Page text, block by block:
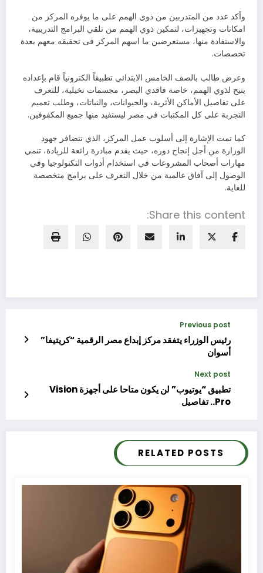
وأكد عدد من المتدربين من ذوي الهمم على ما يوفره المركز من
امكانات وتجهيزات، لتمكين ذوي الهمم من تلقي البرامج التدريبية،
والاستفادة منها، مستعرضين ما اسهم المركز فى تحقيقه معهم بعدة
تخصصات.
وعرض طالب بالصف الخامس الابتدائي تطبيقاً الكترونياً قام بإعداده
يتيح لذوي الهمم، خاصة فاقدي البصر، مجسمات تخيلية، للتعرف
على تفاصيل الأماكن الأثرية، والحيوانات، والنباتات، وطلب تعميم
التجربة على كل المكتبات في مصر ليستفيد منها جميع المكفوفين.
كما تمت الإشارة إلى أسلوب عمل المركز، الذي تتضافر جهود
الوزارة من أجل إنجاح دوره، حيث يقدم مبادرة رائعة للريادة، تنمي
مهارات أصحاب المشروعات في استخدام أدوات التكنولوجيا وفي
الوصول إلى آفاق عالمية من خلال التعرف على برامج متخصصة
للغاية.
Share this content:
Previous post
رئيس الوزراء يتفقد مركز إبداع مصر الرقمية “كريتيفا”
أسوان
Next post
تطبيق “يوتيوب” لن يكون متاحا على أجهزة Vision
Pro.. تفاصيل
RELATED POSTS